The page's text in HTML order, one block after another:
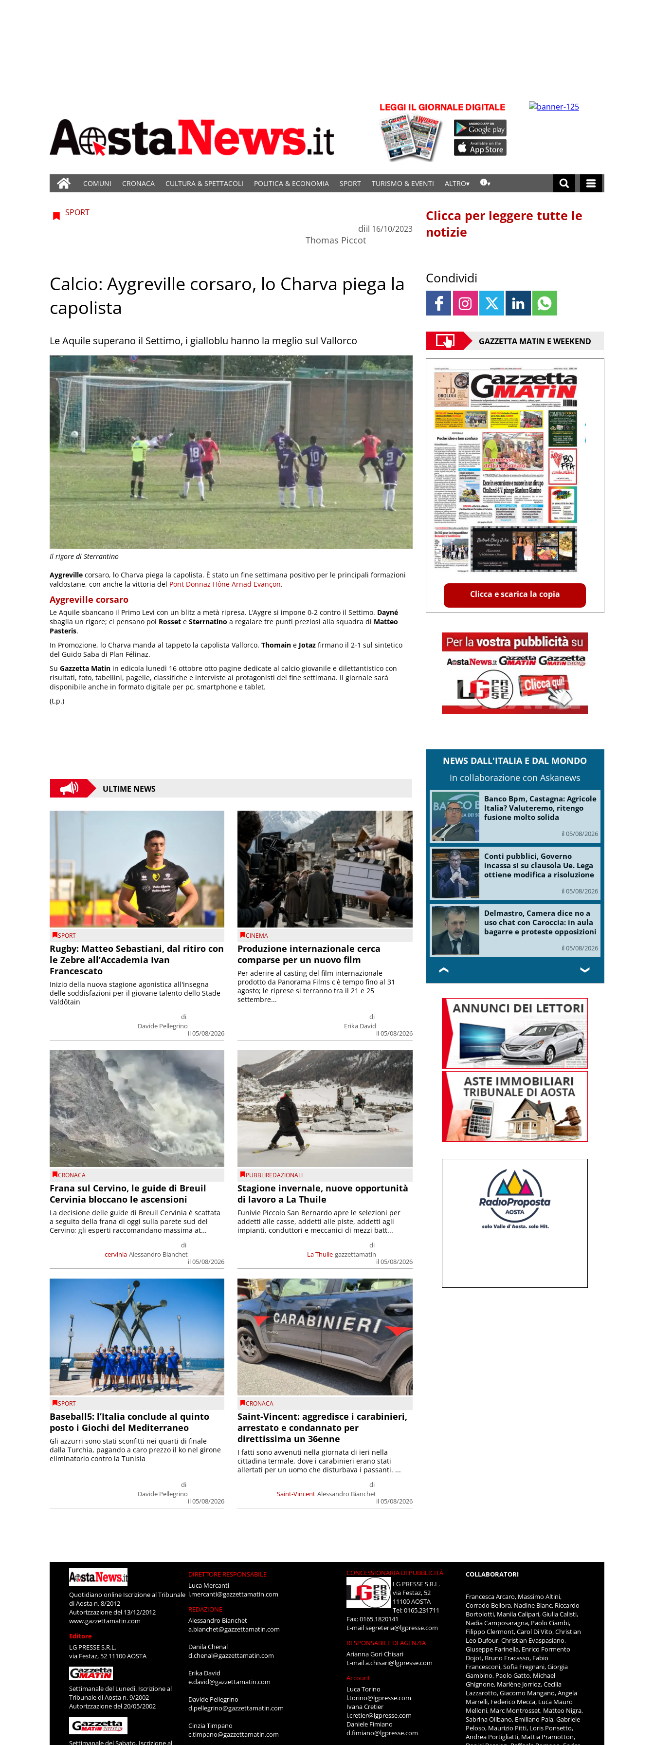
COMUNI CRONACA CULTURA & SPETTACOLI POLITICA & ECONOMIA SPORT TURISMO & EVENTI ALTRO
Il rigore di Sterrantino
SPORT
di
Thomas Piccot
il 16/10/2023
Calcio: Aygreville corsaro, lo Charva piega la
capolista
Le Aquile superano il Settimo, i gialloblu hanno la meglio sul Vallorco
Aygreville corsaro, lo Charva piega la capolista. È stato un fine settimana positivo per le principali formazioni
valdostane, con anche la vittoria del Pont Donnaz Hône Arnad Evançon.
Aygreville corsaro
Le Aquile sbancano il Primo Levi con un blitz a metà ripresa. L’Aygre si impone 0-2 contro il Settimo. Dayné
sbaglia un rigore; ci pensano poi Rosset e Sterrnatino a regalare tre punti preziosi alla squadra di Matteo
Pasteris.
In Promozione, lo Charva manda al tappeto la capolista Vallorco. Thomain e Jotaz firmano il 2-1 sul sintetico
del Guido Saba di Plan Félinaz.
Su Gazzetta Matin in edicola lunedì 16 ottobre otto pagine dedicate al calcio giovanile e dilettantistico con
risultati, foto, tabellini, pagelle, classifiche e interviste ai protagonisti del fine settimana. Il giornale sarà
disponibile anche in formato digitale per pc, smartphone e tablet.
(t.p.)
ULTIME NEWS
SPORT
Rugby: Matteo Sebastiani, dal ritiro con
le Zebre all’Accademia Ivan
Francescato
di
Davide Pellegrino
il 05/08/2026
Inizio della nuova stagione agonistica all'insegna
delle soddisfazioni per il giovane talento dello Stade
Valdôtain
CINEMA
Produzione internazionale cerca
comparse per un nuovo film
di
Erika David
il 05/08/2026
Per aderire al casting del film internazionale
prodotto da Panorama Films c'è tempo fino al 31
agosto; le riprese si terranno tra il 21 e 25
settembre...
CRONACA
Frana sul Cervino, le guide di Breuil
Cervinia bloccano le ascensioni
cervinia
di
Alessandro Bianchet
il 05/08/2026
La decisione delle guide di Breuil Cervinia è scattata
a seguito della frana di oggi sulla parete sud del
Cervino; gli esperti raccomandano massima at...
PUBBLIREDAZIONALI
Stagione invernale, nuove opportunità
di lavoro a La Thuile
La Thuile
di
gazzettamatin
il 05/08/2026
Funivie Piccolo San Bernardo apre le selezioni per
addetti alle casse, addetti alle piste, addetti agli
impianti, conduttori e meccanici di mezzi batt...
SPORT
Baseball5: l’Italia conclude al quinto
posto i Giochi del Mediterraneo
di
Davide Pellegrino
il 05/08/2026
Gli azzurri sono stati sconfitti nei quarti di finale
dalla Turchia, pagando a caro prezzo il ko nel girone
eliminatorio contro la Tunisia
CRONACA
Saint-Vincent: aggredisce i carabinieri,
arrestato e condannato per
direttissima un 36enne
Saint-Vincent
di
Alessandro Bianchet
il 05/08/2026
I fatti sono avvenuti nella giornata di ieri nella
cittadina termale, dove i carabinieri erano stati
allertati per un uomo che disturbava i passanti. ...
Clicca per leggere tutte le
notizie
Condividi
GAZZETTA MATIN E WEEKEND
Clicca e scarica la copia
NEWS DALL'ITALIA E DAL MONDO
In collaborazione con Askanews
Banco Bpm, Castagna: Agricole
Italia? Valuteremo, ritengo
fusione molto solida
il 05/08/2026
Conti pubblici, Governo
incassa sì su clausola Ue. Lega
ottiene modifica a risoluzione
il 05/08/2026
Delmastro, Camera dice no a
uso chat con Caroccia: in aula
bagarre e proteste opposizioni
il 05/08/2026
❮ ❯
Quotidiano online Iscrizione al Tribunale
di Aosta n. 8/2012
Autorizzazione del 13/12/2012
www.gazzettamatin.com
Editore
LG PRESSE S.R.L.
via Festaz, 52 11100 AOSTA
Settimanale del Lunedì. Iscrizione al
Tribunale di Aosta n. 9/2002
Autorizzazione del 20/05/2002
Settimanale del Sabato. Iscrizione al
DIRETTORE RESPONSABILE
Luca Mercanti
l.mercanti@gazzettamatin.com
REDAZIONE
Alessandro Bianchet
a.bianchet@gazzettamatin.com
Danila Chenal
d.chenal@gazzettamatin.com
Erika David
e.david@gazzettamatin.com
Davide Pellegrino
d.pellegrino@gazzettamatin.com
Cinzia Timpano
c.timpano@gazzettamatin.com
CONCESSIONARIA DI PUBBLICITÀ
LG PRESSE S.R.L.
via Festaz, 52
11100 AOSTA
Tel: 0165.231711
Fax: 0165.1820141
E-mailsegreteria@lgpresse.com
RESPONSABILE DI AGENZIA
Arianna Gori Chisari
E-maila.chisari@lgpresse.com
Account
Luca Torino
l.torino@lgpresse.com
Ivana Cretier
i.cretier@lgpresse.com
Daniele Fimiano
d.fimiano@lgpresse.com
COLLABORATORI
Francesca Arcaro, Massimo Altini,
Corrado Bellora, Nadine Blanc, Riccardo
Bortolotti, Manila Calipari, Giulia Calisti,
Nadia Camposaragna, Paolo Ciambi,
Filippo Clermont, Carol Di Vito, Christian
Leo Dufour, Christian Evaspasiano,
Giuseppe Farinella, Enrico Formento
Dojot, Bruno Fracasso, Fabio
Francesconi, Sofia Fregnani, Giorgia
Gambino, Paolo Gatto, Michael
Ghignone, Marlène Jorrioz, Cecilia
Lazzarotto, Giacomo Mangano, Angela
Marrelli, Federico Mecca, Luca Mauro
Melloni, Marc Montrosset, Matteo Nigra,
Sabrina Olibano, Emiliano Pala, Gabriele
Peloso, Maurizio Pitti, Loris Ponsetto,
Andrea Portigliatti, Mattia Pramotton,